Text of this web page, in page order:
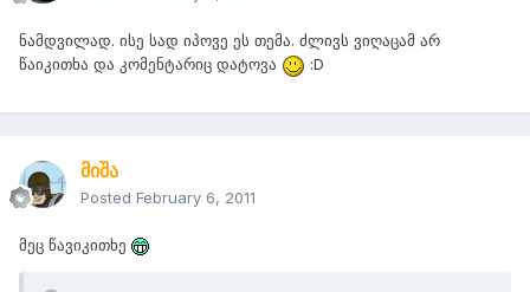
ნამდვილად. ისე სად იპოვე ეს თემა. ძლივს ვიღაცამ არ
წაიკითხა და კომენტარიც დატოვა
:D
მიშა
Posted February 6, 2011
მეც წავიკითხე